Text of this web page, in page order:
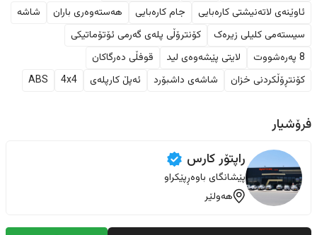
ئاوێنەی لاتەنیشتی کارەبایی
جام کارەبایی هەستەوەری باران
شاشە
سیستەمی کلیلی زیرەک
کۆنترۆڵی پلەی گەرمی ئۆتۆماتیکی
8 پەرەشووت
لایتی پێشەوەی لید
قوفڵی دەرگاکان
کۆنتڕۆڵکردنی خزان
شاشەی داشبۆرد ئەپڵ کارپلەی 4x4
ABS
فرۆشیار
راپتۆر ‏کارس
پێشانگای باوەڕپێکراو
هەولێر